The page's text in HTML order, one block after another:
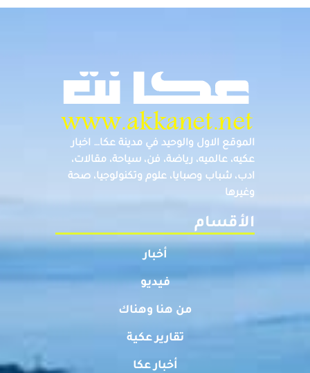
الموقع الاول والوحيد في مدينة عكا… اخبار
عكيه، عالميه، رياضة، فن، سياحة، مقالات،
ادب، شباب وصبايا، علوم وتكنولوجيا، صحة
وغيرها
الأقسام
أخبار
فيديو
من هنا وهناك
تقارير عكية
أخبار عكا